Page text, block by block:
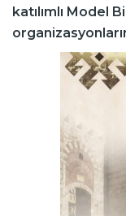
katılımlı Model